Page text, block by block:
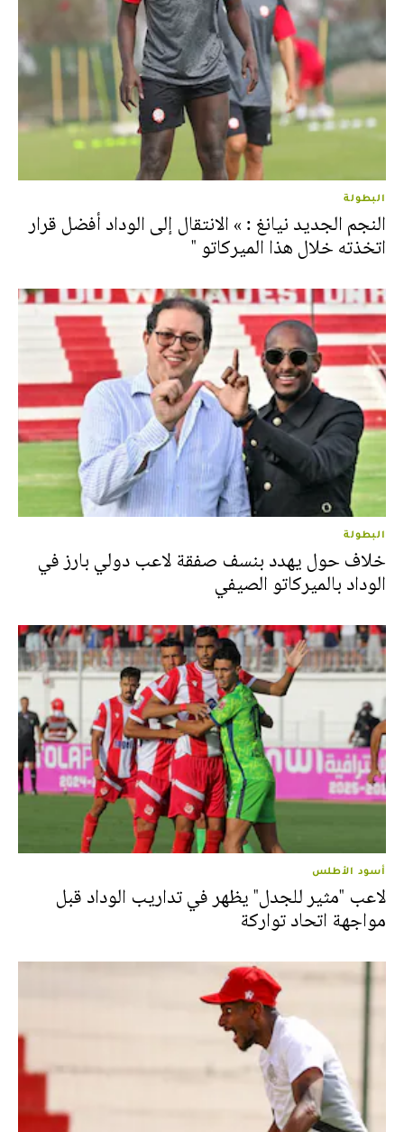
البطولة
النجم الجديد نيانغ : » الانتقال إلى الوداد أفضل قرار
اتخذته خلال هذا الميركاتو "
البطولة
خلاف حول يهدد بنسف صفقة لاعب دولي بارز في
الوداد بالميركاتو الصيفي
أسود الأطلس
لاعب "مثير للجدل" يظهر في تداريب الوداد قبل
مواجهة اتحاد تواركة